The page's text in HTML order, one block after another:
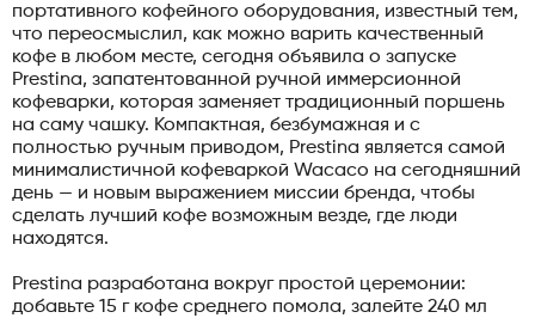
портативного кофейного оборудования, известный тем,
что переосмыслил, как можно варить качественный
кофе в любом месте, сегодня объявила о запуске
Prestina, запатентованной ручной иммерсионной
кофеварки, которая заменяет традиционный поршень
на саму чашку. Компактная, безбумажная и с
полностью ручным приводом, Prestina является самой
минималистичной кофеваркой Wacaco на сегодняшний
день — и новым выражением миссии бренда, чтобы
сделать лучший кофе возможным везде, где люди
находятся.
Prestina разработана вокруг простой церемонии:
добавьте 15 г кофе среднего помола, залейте 240 мл